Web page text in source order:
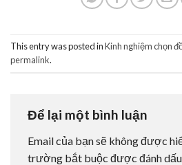
This entry was posted inKinh nghiệm chọn
permalink.
Để lại một bình luận
Email của bạn sẽ không được
trường bắt buộc được đánh dấu